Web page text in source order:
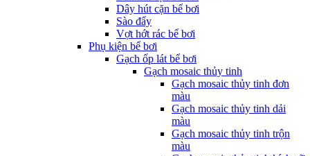
Dây hút cặn bể bơi
Sào đẩy
Vợt hớt rác bể bơi
Phụ kiện bể bơi
Gạch ốp lát bể bơi
Gạch mosaic thủy tinh
Gạch mosaic thủy tinh đơn
màu
Gạch mosaic thủy tinh dải
màu
Gạch mosaic thủy tinh trộn
màu